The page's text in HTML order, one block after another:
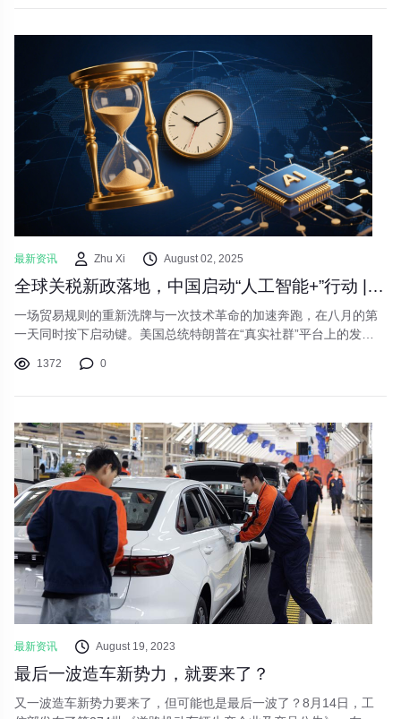
最新资讯 Zhu Xi August 02, 2025
全球关税新政落地，中国启动“人工智能+”行动 | 今日要闻聚焦
一场贸易规则的重新洗牌与一次技术革命的加速奔跑，在八月的第
一天同时按下启动键。美国总统特朗普在“真实社群”平台上的发言
延期。”对等关税新政正式启动，全球贸易格局面临重构。与此同
见》，一场围绕技术落地的国家级行动拉开序幕。
1372 0
最新资讯 August 19, 2023
最后一波造车新势力，就要来了？
又一波造车新势力要来了，但可能也是最后一波了？8月14日，工